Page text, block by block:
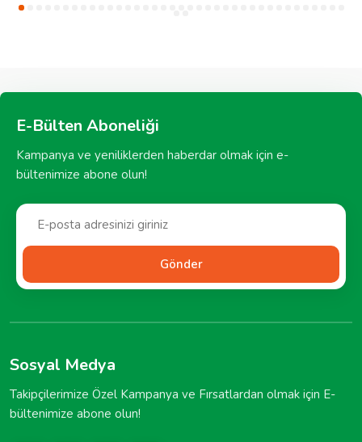
E-Bülten Aboneliği
Kampanya ve yeniliklerden haberdar olmak için e-
bültenimize abone olun!
Gönder
Sosyal Medya
Takipçilerimize Özel Kampanya ve Fırsatlardan olmak için E-
bültenimize abone olun!